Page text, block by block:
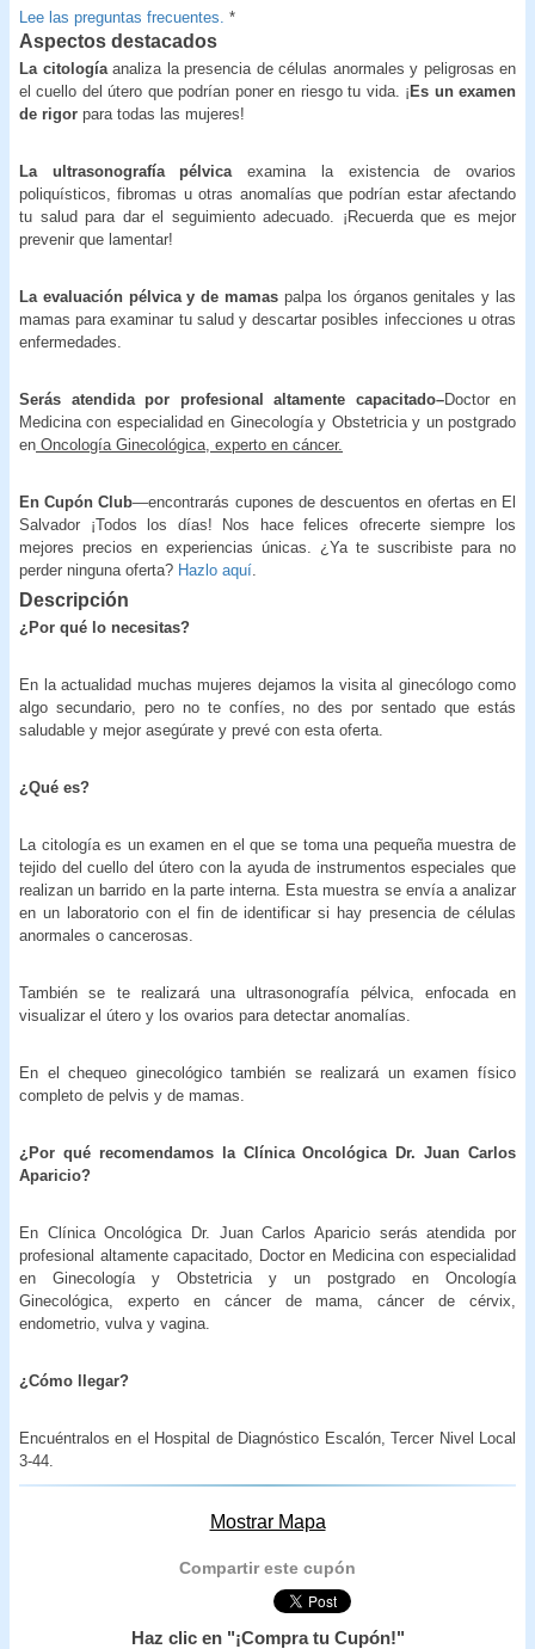
Lee las preguntas frecuentes. *
Aspectos destacados
La citología analiza la presencia de células anormales y peligrosas en
el cuello del útero que podrían poner en riesgo tu vida. ¡ Es un examen
de rigor para todas las mujeres!
La ultrasonografía pélvicaexamina la existencia de ovarios
poliquísticos, fibromas u otras anomalías que podrían estar afectando
tu salud para dar el seguimiento adecuado. ¡Recuerda que es mejor
prevenir que lamentar!
La evaluación pélvica y de mamas palpa los órganos genitales y las
mamas para examinar tu salud y descartar posibles infecciones u otras
enfermedades.
Serás atendida por profesional altamente capacitado–Doctor en
Medicina con especialidad en Ginecología y Obstetricia y un postgrado
en Oncología Ginecológica, experto en cáncer.
En Cupón Club—encontrarás cupones de descuentos en ofertas en El
Salvador ¡Todos los días! Nos hace felices ofrecerte siempre los
mejores precios en experiencias únicas. ¿Ya te suscribiste para no
perder ninguna oferta? Hazlo aquí
Descripción
¿Por qué lo necesitas?
En la actualidad muchas mujeres dejamos la visita al ginecólogo como
algo secundario, pero no te confíes, no des por sentado que estás
saludable y mejor asegúrate y prevé con esta oferta.
¿Qué es?
La citología es un examen en el que se toma una pequeña muestra de
tejido del cuello del útero con la ayuda de instrumentos especiales que
realizan un barrido en la parte interna. Esta muestra se envía a analizar
en un laboratorio con el fin de identificar si hay presencia de células
anormales o cancerosas.
También se te realizará una ultrasonografía pélvica, enfocada en
visualizar el útero y los ovarios para detectar anomalías.
En el chequeo ginecológico también se realizará un examen físico
completo de pelvis y de mamas.
¿Por qué recomendamos la Clínica Oncológica Dr. Juan Carlos
Aparicio?
En Clínica Oncológica Dr. Juan Carlos Aparicio serás atendida por
profesional altamente capacitado, Doctor en Medicina con especialidad
en Ginecología y Obstetricia y un postgrado en Oncología
Ginecológica, experto en cáncer de mama, cáncer de cérvix,
endometrio, vulva y vagina.
¿Cómo llegar?
Encuéntralos en el Hospital de Diagnóstico Escalón, Tercer Nivel Local
3-44.
Mostrar Mapa
Compartir este cupón
Haz clic en "¡Compra tu Cupón!"